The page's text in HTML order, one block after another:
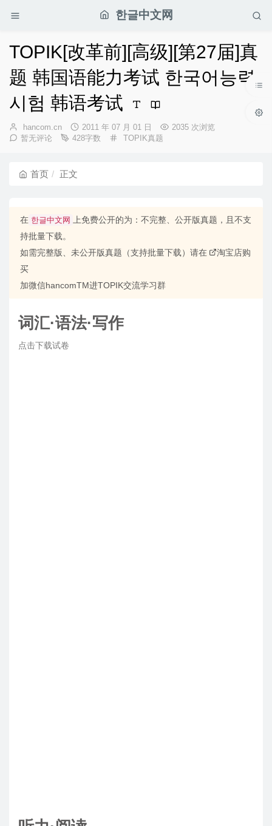
한글中文网
TOPIK[改革前][高级][第27届]真
题 韩国语能力考试 한국어능력
시험 韩语考试
博
主：
hancom.cn
发
布
2011 年 07 月 01 日
2035 次浏览
暂无评论
428字数
分
TOPIK真题
首页 正文
在 한글中文网
上免费公开的为：不完整、公开版真题，且不支
持批量下载。
如需完整版、未公开版真题（支持批量下载）请在
淘宝店购
买
加微信hancomTM进TOPIK交流学习群
词汇·语法·写作
点击下载试卷